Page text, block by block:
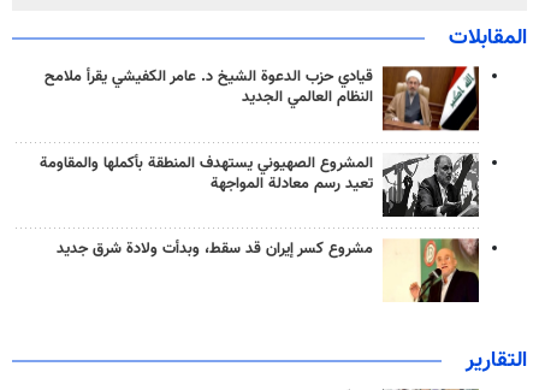
المقابلات
قيادي حزب الدعوة الشيخ د. عامر الكفيشي يقرأ ملامح
النظام العالمي الجديد
المشروع الصهيوني يستهدف المنطقة بأكملها والمقاومة
تعيد رسم معادلة المواجهة
مشروع كسر إيران قد سقط، وبدأت ولادة شرق جديد
التقارير